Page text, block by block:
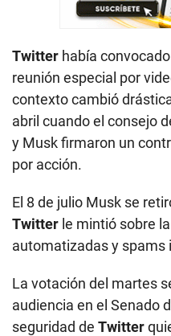
Twitter había
reunión especial por
contexto cambió
abril cuando el consejo
y Musk firmaron un
por acción.
El 8 de julio Musk se
Twitter le mintió sobre
automatizadas y spams
La votación del martes
audiencia en el Senado
seguridad de Twitter